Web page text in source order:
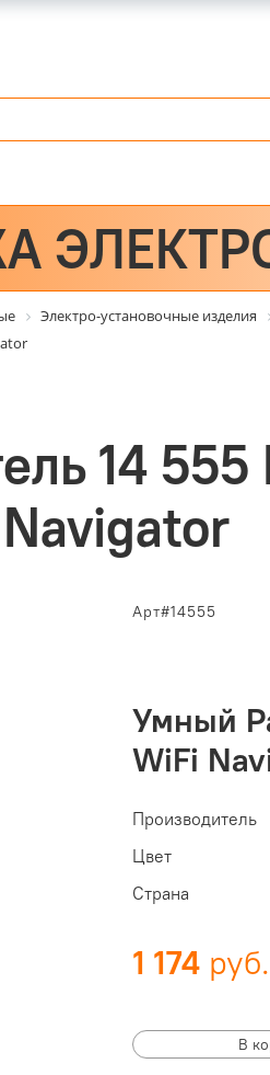
Электро-установочные изделия
14
Navigator
Арт#14555
Умный
WiFi
Производитель
Цвет
Страна
1 174
В